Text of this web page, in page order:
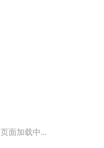
页面加载中...